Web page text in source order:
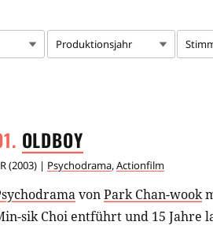
Produktionsjahr
OLDBOY
(2003) | Psychodrama,Actionfilm
vonPark Chan-wook
sik Choi entführt und 15 Jahre